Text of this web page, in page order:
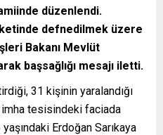
düzenlendi.
defnedilmek üzere
Bakanı Mevlüt
başsağlığı mesajı iletti.
31 kişinin yaralandığı
imha tesisindeki faciada
Erdoğan Sarıkaya